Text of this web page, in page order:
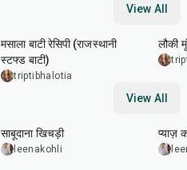
View All
मसाला बाटी रेसिपी (राजस्थानी
स्टफ्ड बाटी)
triptibhalotia
लौकी
View All
साबूदाना खिचड़ी
leenakohli
प्याज़